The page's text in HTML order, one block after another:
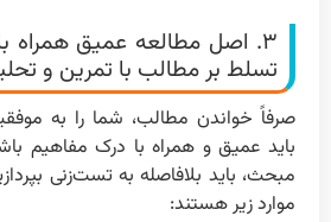
۳. اصل مطالعه عمیق همراه
تسلط بر مطالب با تمرین و
صرفاً خواندن مطالب، شما را به
باید عمیق و همراه با درک مفاهیم
مبحث، باید بلافاصله به تست‌زنی
موارد زیر هستند: